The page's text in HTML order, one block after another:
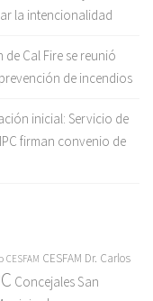
la intencionalidad
de Cal Fire se reunió
de incendios
inicial: Servicio de
firman convenio de
CESFAM CESFAM Dr. Carlos
Concejales San